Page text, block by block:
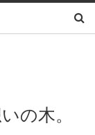
の木。